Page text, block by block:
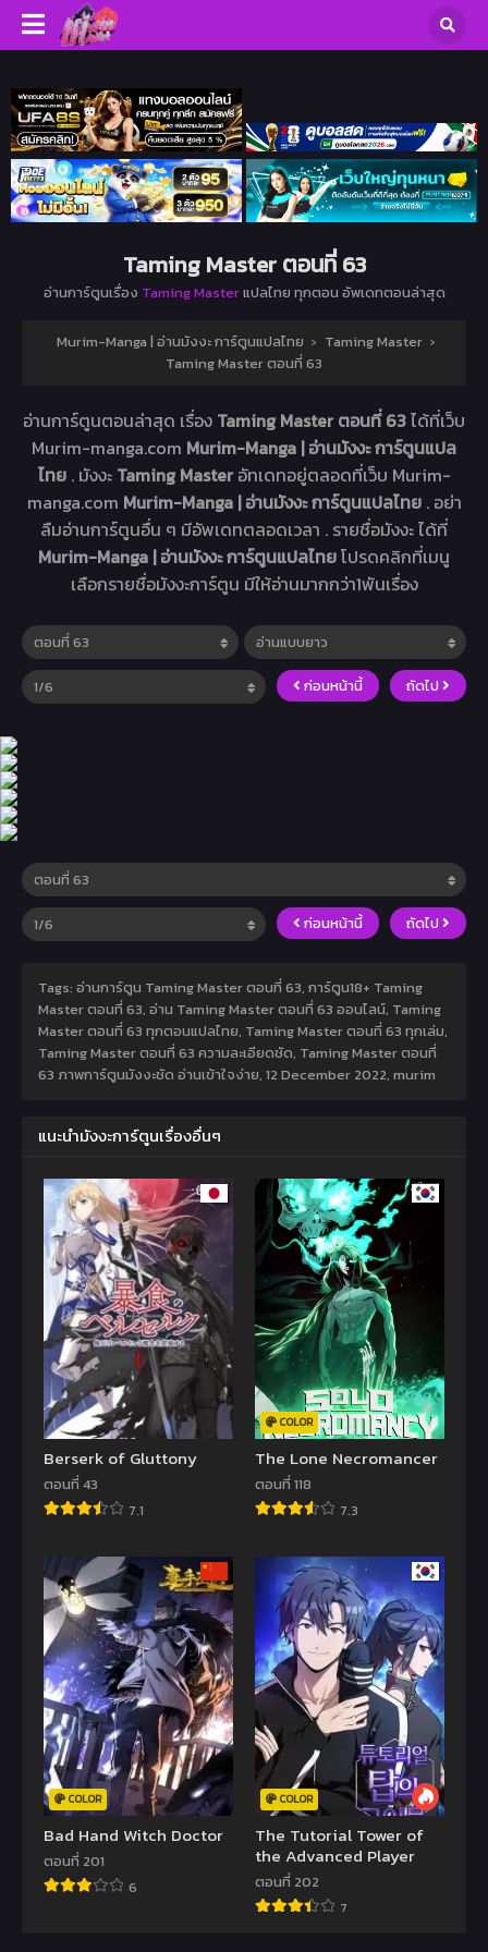
Taming Master ตอนที่ 63
อ่านการ์ตูนเรื่อง Taming Masterแปลไทย ทุกตอน อัพเดทตอนล่าสุด
Murim-Manga | อ่านมังงะ การ์ตูนแปลไทย › Taming Master ›
Taming Master ตอนที่ 63
อ่านการ์ตูนตอนล่าสุด เรื่อง Taming Master ตอนที่ 63ได้ที่เว็บ
Murim-manga.com Murim-Manga | อ่านมังงะ การ์ตูนแปล
ไทย . มังงะ Taming Master อัทเดทอยู่ตลอดที่เว็บ Murim-
manga.com Murim-Manga | อ่านมังงะ การ์ตูนแปลไทย . อย่า
ลืมอ่านการ์ตูนอื่น ๆ มีอัพเดทตลอดเวลา . รายชื่อมังงะ ได้ที่
Murim-Manga | อ่านมังงะ การ์ตูนแปลไทยโปรดคลิกที่เมนู
เลือกรายชื่อมังงะการ์ตูน มีให้อ่านมากกว่า1พันเรื่อง
ก่อนหน้านี้ ถัดไป
ก่อนหน้านี้ ถัดไป
Tags: อ่านการ์ตูน Taming Master ตอนที่ 63, การ์ตูน18+ Taming
Master ตอนที่ 63, อ่าน Taming Master ตอนที่ 63 ออนไลน์, Taming
Master ตอนที่ 63 ทุกตอนแปลไทย, Taming Master ตอนที่ 63 ทุกเล่ม,
Taming Master ตอนที่ 63 ความละเอียดชัด, Taming Master ตอนที่
63 ภาพการ์ตูนมังงะชัด อ่านเข้าใจง่าย, 12 December 2022, murim
แนะนำมังงะการ์ตูนเรื่องอื่นๆ
Berserk of Gluttony
ตอนที่ 43
7.1
COLOR
The Lone Necromancer
ตอนที่ 118
7.3
COLOR
Bad Hand Witch Doctor
ตอนที่ 201
6
COLOR
The Tutorial Tower of
the Advanced Player
ตอนที่ 202
7